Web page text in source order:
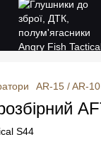
AR-15 / AR-
S44